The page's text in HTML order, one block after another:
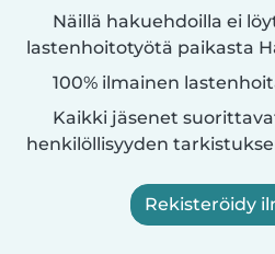
Näillä hakuehdoilla ei
lastenhoitotyötä paikasta
100% ilmainen
Kaikki jäsenet
henkilöllisyyden
Rekisteröidy